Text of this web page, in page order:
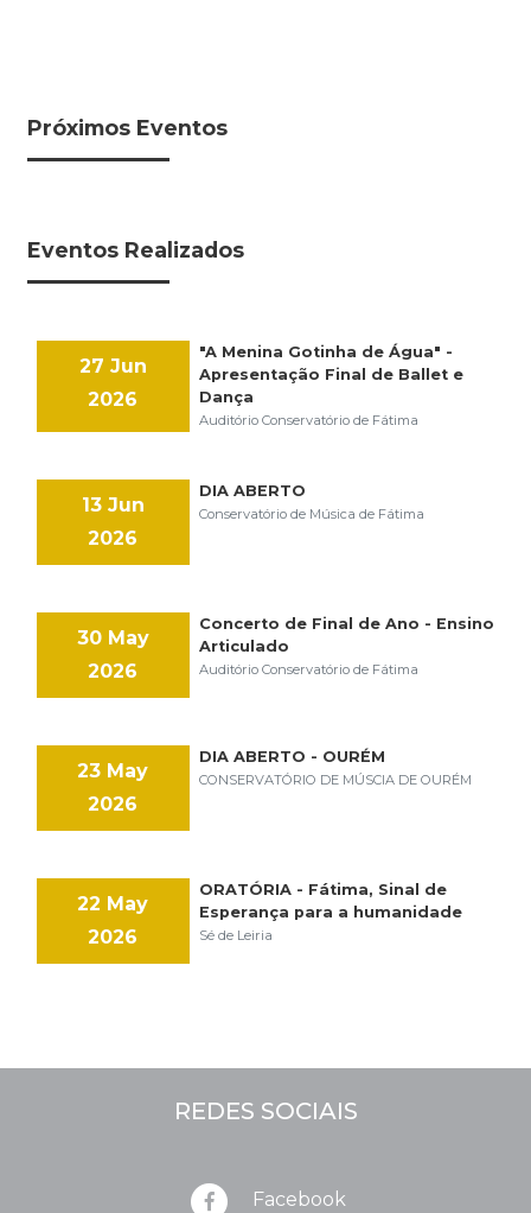
Próximos Eventos
Eventos Realizados
27 Jun
2026
"A Menina Gotinha de Água" -
Apresentação Final de Ballet e
Dança
Auditório Conservatório de Fátima
13 Jun
2026
DIA ABERTO
Conservatório de Música de Fátima
30 May
2026
Concerto de Final de Ano - Ensino
Articulado
Auditório Conservatório de Fátima
23 May
2026
DIA ABERTO - OURÉM
CONSERVATÓRIO DE MÚSCIA DE OURÉM
22 May
2026
ORATÓRIA - Fátima, Sinal de
Esperança para a humanidade
Sé de Leiria
REDES SOCIAIS
Facebook